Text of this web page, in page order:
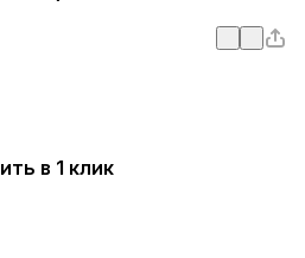
в 1 клик